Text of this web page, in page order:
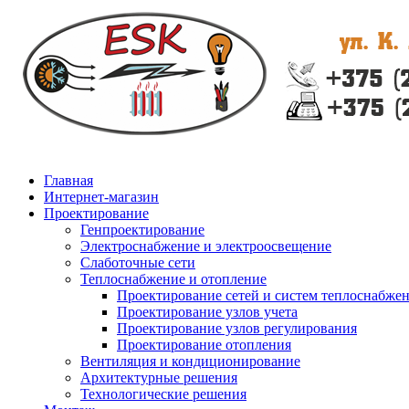
Главная
Интернет-магазин
Проектирование
Генпроектирование
Электроснабжение и электроосвещение
Слаботочные сети
Теплоснабжение и отопление
Проектирование сетей и систем
Проектирование узлов учета
Проектирование узлов регулирования
Проектирование отопления
Вентиляция и кондиционирование
Архитектурные решения
Технологические решения